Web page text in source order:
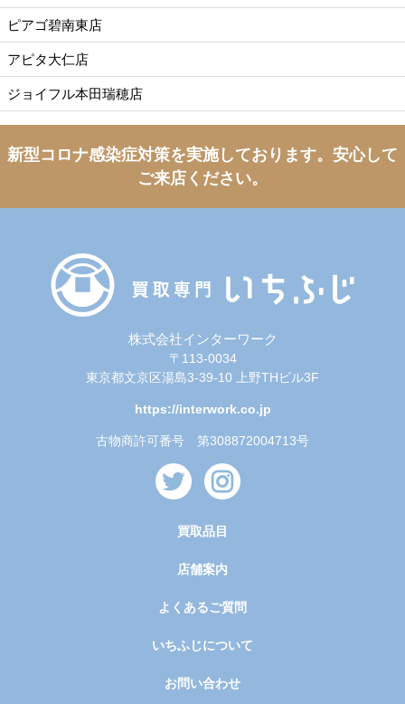
ピアゴ碧南東店
アピタ大仁店
ジョイフル本田瑞穂店
新型コロナ感染症対策を実施しております。 安心して
ご来店ください。
株式会社インターワーク
〒113-0034
東京都文京区湯島3-39-10 上野THビル3F
https://interwork.co.jp
古物商許可番号 第308872004713号
買取品目
店舗案内
よくあるご質問
いちふじについて
お問い合わせ